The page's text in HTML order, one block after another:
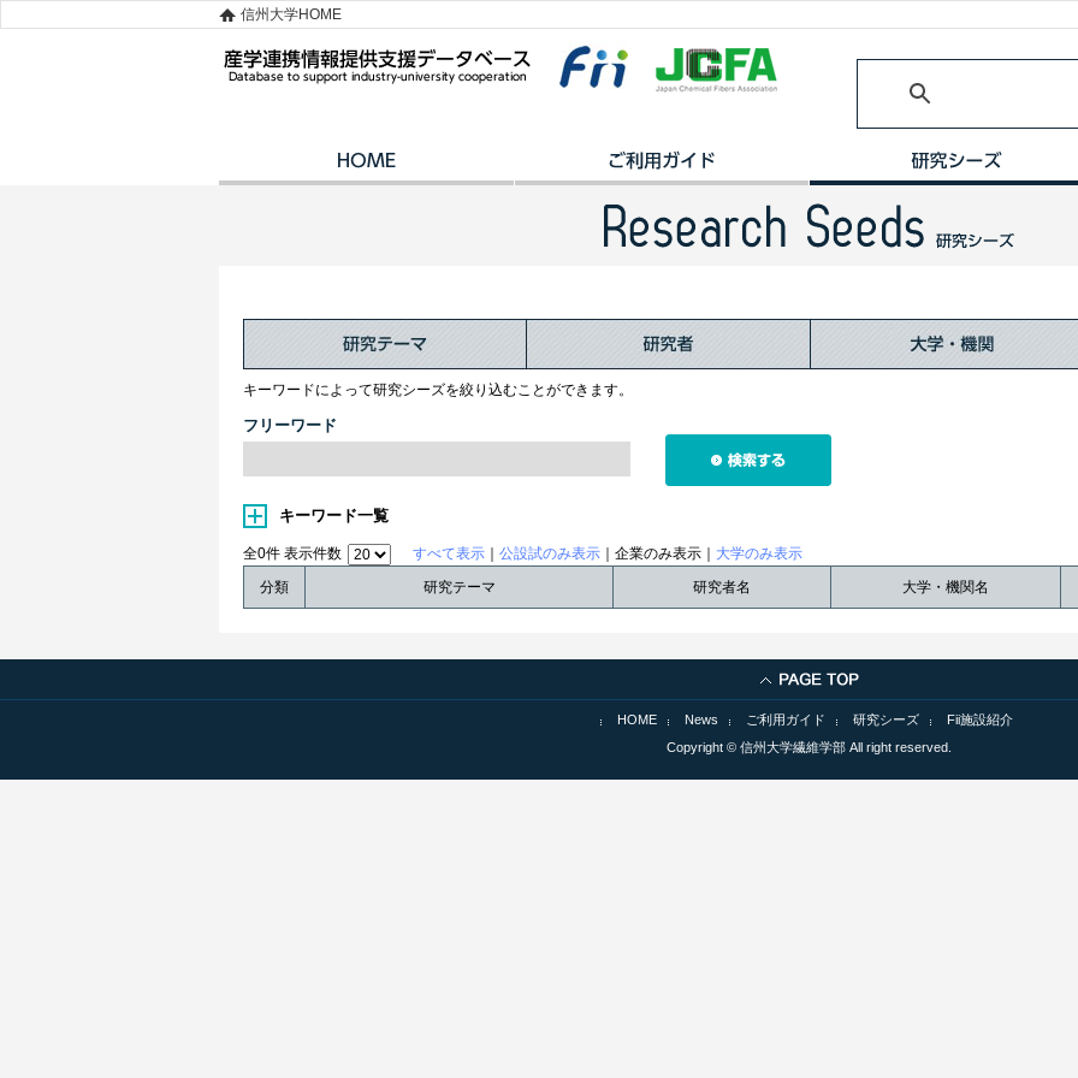
信州大学HOME
キーワードによって研究シーズを絞り込むことができます。
フリーワード
キーワード一覧
全0件 表示件数 すべて表示 公設試のみ表示 ｜企業のみ表示｜ 大学のみ表示
分類
研究テーマ 研究者名 大学・機関名
HOME News ご利用ガイド 研究シーズ
Fii施設紹介
Copyright © 信州大学繊維学部 All right reserved.